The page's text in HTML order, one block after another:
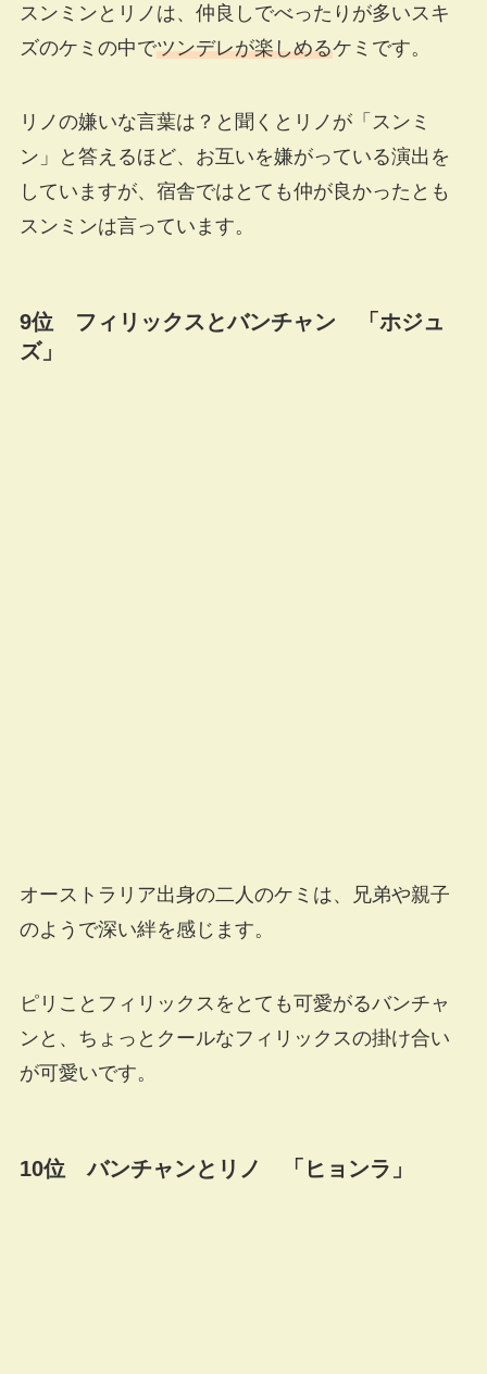
スンミンとリノは、仲良しでべったりが多いスキ
ズのケミの中でツンデレが楽しめるケミです。
リノの嫌いな言葉は？と聞くとリノが「スンミ
ン」と答えるほど、お互いを嫌がっている演出を
していますが、宿舎ではとても仲が良かったとも
スンミンは言っています。
9位 フィリックスとバンチャン 「ホジュ
ズ」
オーストラリア出身の二人のケミは、兄弟や親子
のようで深い絆を感じます。
ピリことフィリックスをとても可愛がるバンチャ
ンと、ちょっとクールなフィリックスの掛け合い
が可愛いです。
10位 バンチャンとリノ 「ヒョンラ」